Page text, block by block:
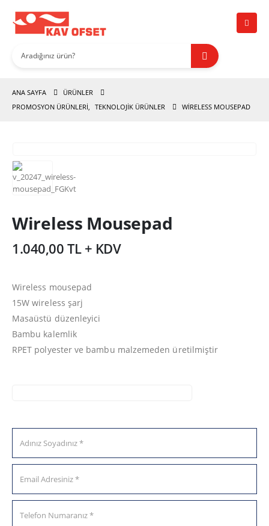
ANA SAYFA
ÜRÜNLER
PROMOSYON ÜRÜNLERİ, TEKNOLOJIK ÜRÜNLER WIRELESS MOUSEPAD
Wireless Mousepad
1.040,00 TL + KDV
Wireless mousepad
15W wireless şarj
Masaüstü düzenleyici
Bambu kalemlik
RPET polyester ve bambu malzemeden üretilmiştir